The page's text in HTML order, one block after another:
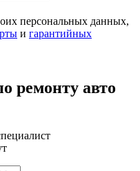
персональных данных,
и гарантийных
ремонту авто